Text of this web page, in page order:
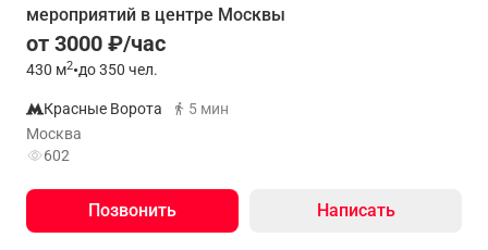
мероприятий в центре Москвы
от 3000 ₽/час
430 м2•до 350 чел.
Красные Ворота
5 мин
Москва
602
Позвонить Написать